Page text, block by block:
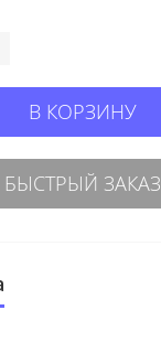
В КОРЗИНУ
БЫСТРЫЙ ЗАКАЗ